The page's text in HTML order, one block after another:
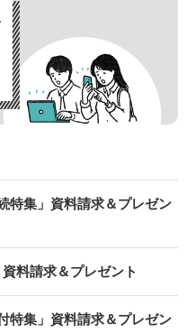
特集」資料請求＆プレゼン
料請求＆プレゼント
特集」資料請求＆プレゼン